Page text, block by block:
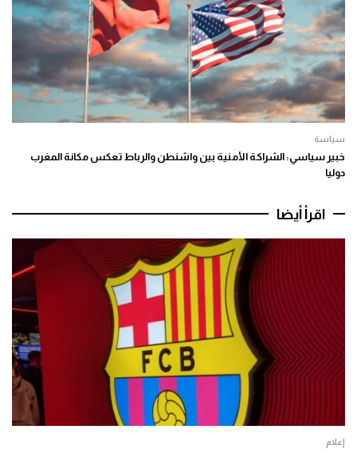
سياسة
خبير سياسي: الشراكة الأمنية بين واشنطن والرباط تعكس مكانة المغرب
دوليا
اقرأ أيضا
إعلام